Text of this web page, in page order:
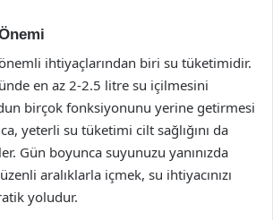
ihtiyaçlarından biri su tüketimidir.
en az 2-2.5 litre su içilmesini
birçok fonksiyonunu yerine getirmesi
yeterli su tüketimi cilt sağlığını da
Gün boyunca suyunuzu yanınızda
aralıklarla içmek, su ihtiyacınızı
yoludur.